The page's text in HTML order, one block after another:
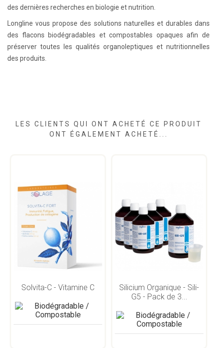
des dernières recherches en biologie et nutrition.
Longline vous propose des solutions naturelles et durables dans
des flacons biodégradables et compostables opaques afin de
préserver toutes les qualités organoleptiques et nutritionnelles
des produits.
LES CLIENTS QUI ONT ACHETÉ CE PRODUIT
ONT ÉGALEMENT ACHETÉ...
Solvita-C - Vitamine C
Silicium Organique - Sili-
G5 - Pack de 3...